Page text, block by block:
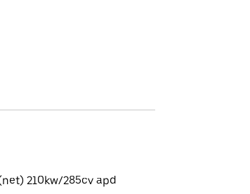
210kw/285cv apd